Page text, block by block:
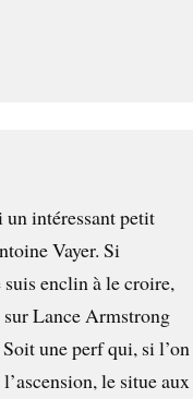
un intéressant petit
Vayer. Si
enclin à le croire,
Lance Armstrong
une perf qui, si l’on
le situe aux